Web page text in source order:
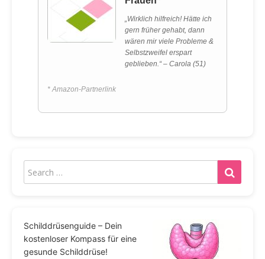
„Wirklich hilfreich! Hätte ich
gern früher gehabt, dann
wären mir viele Probleme &
Selbstzweifel erspart
geblieben.“ – Carola (51)
* Amazon-Partnerlink
Schilddrüsenguide – Dein
kostenloser Kompass für eine
gesunde Schilddrüse!